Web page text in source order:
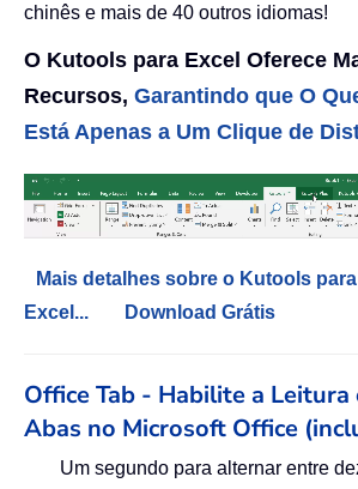
chinês e mais de 40 outros idiomas!
O Kutools para Excel Oferece
Recursos, Garantindo que O
Está Apenas a Um Clique de
Mais detalhes sobre o Kutools para
Excel...
Download Grátis
Office Tab - Habilite a Leitura
Abas no Microsoft Office
Um segundo para alternar entre